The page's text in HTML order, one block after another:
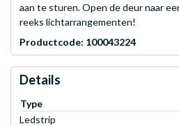
aan te sturen. Open de deur naar
reeks lichtarrangementen!
Productcode: 100043224
Details
Type
Ledstrip